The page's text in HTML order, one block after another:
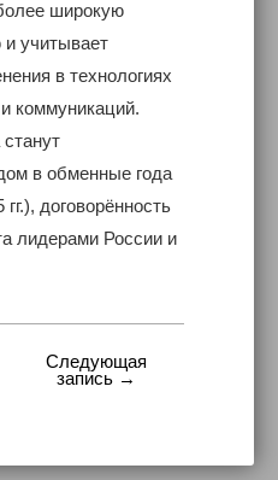
широкую
учитывает
в технологиях
коммуникаций.
в обменные года
договорённость
лидерами России и
Следующая
запись →